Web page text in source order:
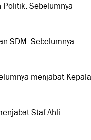
Sebelumnya
SDM. Sebelumnya
menjabat Kepala
Staf Ahli